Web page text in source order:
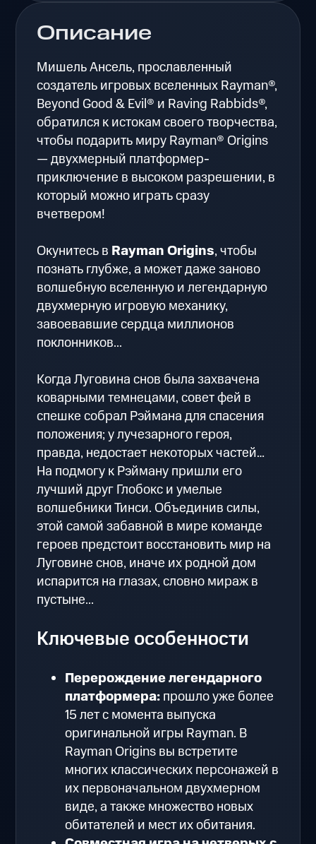
Описание
Мишель Ансель, прославленный
создатель игровых вселенных Rayman®,
Beyond Good & Evil® и Raving Rabbids®,
обратился к истокам своего творчества,
чтобы подарить миру Rayman® Origins
— двухмерный платформер-
приключение в высоком разрешении, в
который можно играть сразу
вчетвером!
Окунитесь в Rayman Origins, чтобы
познать глубже, а может даже заново
волшебную вселенную и легендарную
двухмерную игровую механику,
завоевавшие сердца миллионов
поклонников...
Когда Луговина снов была захвачена
коварными темнецами, совет фей в
спешке собрал Рэймана для спасения
положения; у лучезарного героя,
правда, недостает некоторых частей…
На подмогу к Рэйману пришли его
лучший друг Глобокс и умелые
волшебники Тинси. Объединив силы,
этой самой забавной в мире команде
героев предстоит восстановить мир на
Луговине снов, иначе их родной дом
испарится на глазах, словно мираж в
пустыне...
Ключевые особенности
Перерождение легендарного
платформера:прошло уже более
15 лет с момента выпуска
оригинальной игры Rayman. В
Rayman Origins вы встретите
многих классических персонажей в
их первоначальном двухмерном
виде, а также множество новых
обитателей и мест их обитания.